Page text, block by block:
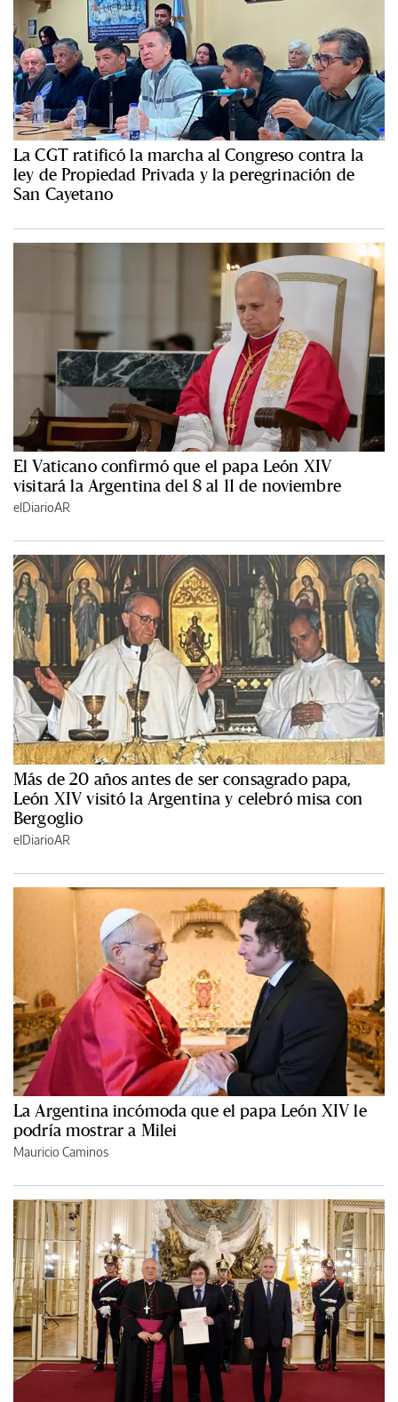
La CGT ratificó la marcha al Congreso contra la
ley de Propiedad Privada y la peregrinación de
San Cayetano
El Vaticano confirmó que el papa León XIV
visitará la Argentina del 8 al 11 de noviembre
elDiarioAR
Más de 20 años antes de ser consagrado papa,
León XIV visitó la Argentina y celebró misa con
Bergoglio
elDiarioAR
La Argentina incómoda que el papa León XIV le
podría mostrar a Milei
Mauricio Caminos